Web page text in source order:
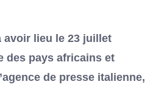
avoir lieu le 23 juillet
des pays africains et
de presse italienne,